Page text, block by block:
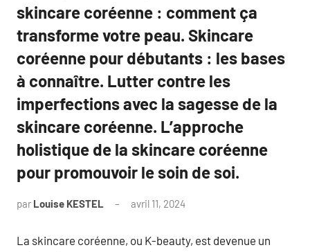
skincare coréenne : comment ça
transforme votre peau. Skincare
coréenne pour débutants : les bases
à connaître. Lutter contre les
imperfections avec la sagesse de la
skincare coréenne. L’approche
holistique de la skincare coréenne
pour promouvoir le soin de soi.
par Louise KESTEL avril 11, 2024
La skincare coréenne, ou K-beauty, est devenue un